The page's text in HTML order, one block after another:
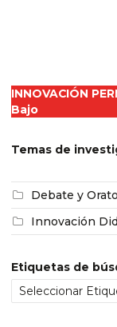
INNOVACIÓN
Bajo
Temas de
Debate y
Innovación
Etiquetas de